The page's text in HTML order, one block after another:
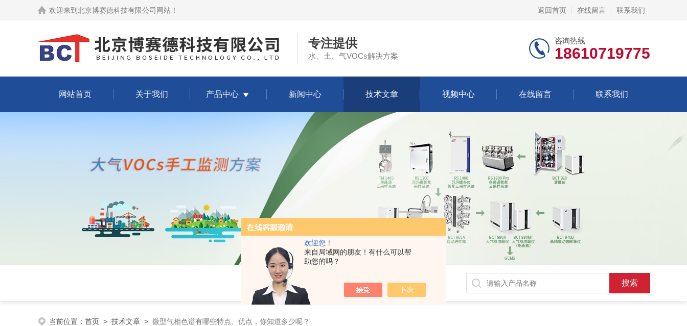
欢迎您！
来自局域网的朋友！有什么可以帮
助您的吗？
欢迎来到 北京博赛德科技有限公司网站 ！ 返回首页 在线留言 联系我们
专注提供
水、土、气VOCs解决方案
咨询热线
18610719775
网站首页 关于我们 产品中心 新闻中心 技术文章 视频中心 在线留言 联系我们
当前位置： 首页 > 技术文章 > 微型气相色谱有哪些特点、优点，你知道多少呢？